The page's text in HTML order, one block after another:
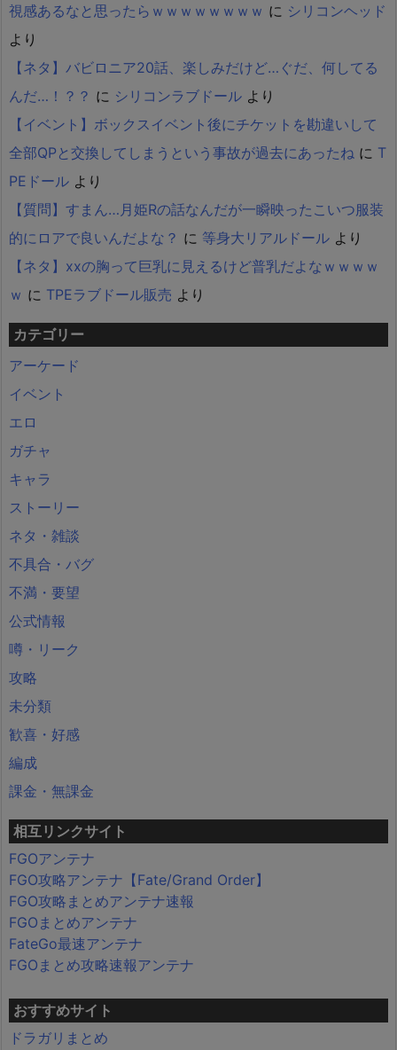
視感あるなと思ったらｗｗｗｗｗｗｗｗ に シリコンヘッド
より
【ネタ】バビロニア20話、楽しみだけど…ぐだ、何してる
んだ…！？？ に シリコンラブドール より
【イベント】ボックスイベント後にチケットを勘違いして
全部QPと交換してしまうという事故が過去にあったね に T
PEドール より
【質問】すまん…月姫Rの話なんだが一瞬映ったこいつ服装
的にロアで良いんだよな？ に 等身大リアルドール より
【ネタ】xxの胸って巨乳に見えるけど普乳だよなｗｗｗｗ
ｗ に TPEラブドール販売 より
カテゴリー
アーケード
イベント
エロ
ガチャ
キャラ
ストーリー
ネタ・雑談
不具合・バグ
不満・要望
公式情報
噂・リーク
攻略
未分類
歓喜・好感
編成
課金・無課金
相互リンクサイト
FGOアンテナ
FGO攻略アンテナ【Fate/Grand Order】
FGO攻略まとめアンテナ速報
FGOまとめアンテナ
FateGo最速アンテナ
FGOまとめ攻略速報アンテナ
おすすめサイト
ドラガリまとめ